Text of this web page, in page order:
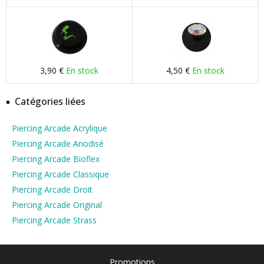
3,90 € En stock 4,50 € En stock
Catégories liées
Piercing Arcade Acrylique
Piercing Arcade Anodisé
Piercing Arcade Bioflex
Piercing Arcade Classique
Piercing Arcade Droit
Piercing Arcade Original
Piercing Arcade Strass